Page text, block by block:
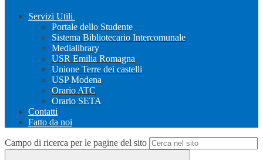
Servizi Utili
Portale dello Studente
Sistema Bibliotecario Intercomunale
Medialibrary
USR Emilia Romagna
Unione Terre dei castelli
USP Modena
Orario ATC
Orario SETA
Contatti
Fatto da noi
Campo di ricerca per le pagine del sito